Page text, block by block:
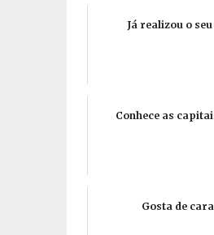
Já realizou o seu
Conhece as
Gosta de